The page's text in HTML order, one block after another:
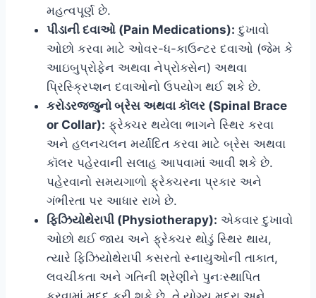
મહત્વપૂર્ણ છે.
પીડાની દવાઓ (Pain Medications): દુખાવો
ઓછો કરવા માટે ઓવર-ધ-કાઉન્ટર દવાઓ (જેમ કે
આઇબુપ્રોફેન અથવા નેપ્રોક્સેન) અથવા
પ્રિસ્ક્રિપ્શન દવાઓનો ઉપયોગ થઈ શકે છે.
કરોડરજ્જુનો બ્રેસ અથવા કૉલર (Spinal Brace
or Collar): ફ્રેક્ચર થયેલા ભાગને સ્થિર કરવા
અને હલનચલન મર્યાદિત કરવા માટે બ્રેસ અથવા
કૉલર પહેરવાની સલાહ આપવામાં આવી શકે છે.
પહેરવાનો સમયગાળો ફ્રેક્ચરના પ્રકાર અને
ગંભીરતા પર આધાર રાખે છે.
ફિઝિયોથેરાપી (Physiotherapy): એકવાર દુખાવો
ઓછો થઈ જાય અને ફ્રેક્ચર થોડું સ્થિર થાય,
ત્યારે ફિઝિયોથેરાપી કસરતો સ્નાયુઓની તાકાત,
લવચીકતા અને ગતિની શ્રેણીને પુનઃસ્થાપિત